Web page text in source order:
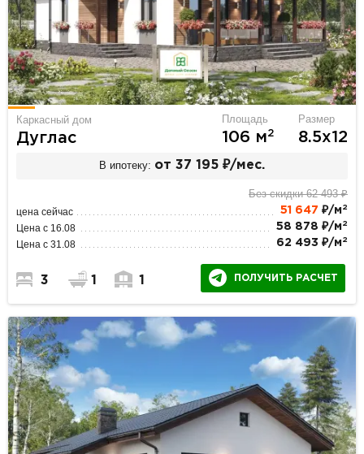
Каркасный дом
Дуглас
Площадь
106 м2
Размер
8.5х12
В ипотеку: от 37 195 ₽/мес.
Без скидки 62 493 ₽
цена сейчас 51 647 ₽/м 2
Цена с 16.08 58 878 ₽/м 2
Цена с 31.08 62 493 ₽/м 2
3 1 1 ПОЛУЧИТЬ РАСЧЕТ